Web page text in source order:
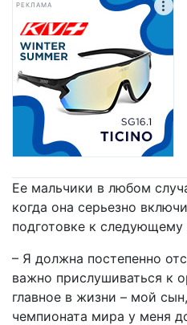
РЕКЛАМА
Ее мальчики в любом
когда она серьезно
подготовке к следующему
– Я должна постепенно
важно прислушиваться к
главное в жизни – мой
чемпионата мира у меня